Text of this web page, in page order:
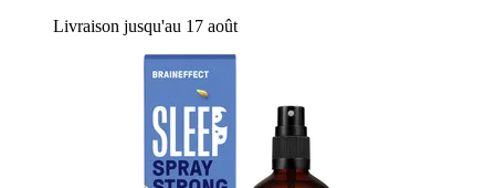
Livraison jusqu'au 17 août